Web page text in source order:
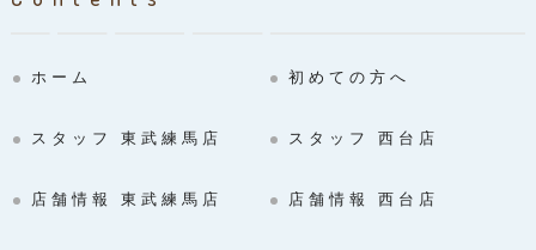
ホーム 初めての方へ
スタッフ 東武練馬店 スタッフ 西台店
店舗情報 東武練馬店 店舗情報 西台店